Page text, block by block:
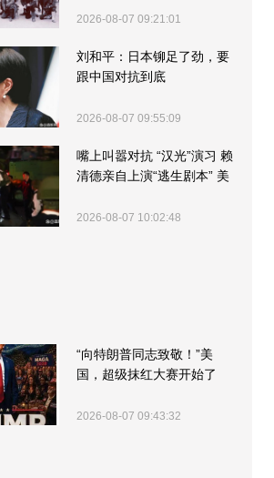
2026-08-07 09:21:01
刘和平：日本铆足了劲，要
跟中国对抗到底
2026-08-07 09:55:09
嘴上叫嚣对抗 “汉光”演习 赖
清德亲自上演“逃生剧本” 美
2026-08-07 10:02:48
“向特朗普同志致敬！”美
国，超级抹红大赛开始了
2026-08-07 09:43:32